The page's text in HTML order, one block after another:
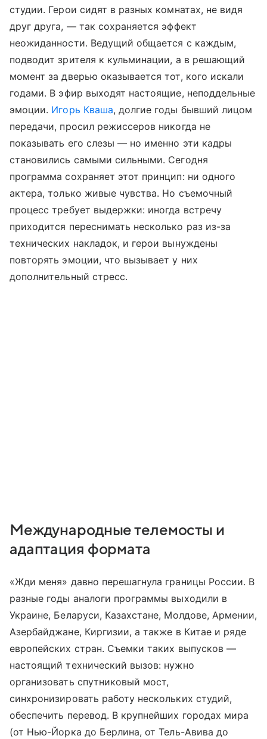
студии. Герои сидят в разных комнатах, не видя
друг друга, — так сохраняется эффект
неожиданности. Ведущий общается с каждым,
подводит зрителя к кульминации, а в решающий
момент за дверью оказывается тот, кого искали
годами. В эфир выходят настоящие, неподдельные
эмоции. Игорь Кваша, долгие годы бывший лицом
передачи, просил режиссеров никогда не
показывать его слезы — но именно эти кадры
становились самыми сильными. Сегодня
программа сохраняет этот принцип: ни одного
актера, только живые чувства. Но съемочный
процесс требует выдержки: иногда встречу
приходится переснимать несколько раз из-за
технических накладок, и герои вынуждены
повторять эмоции, что вызывает у них
дополнительный стресс.
Международные телемосты и
адаптация формата
«Жди меня» давно перешагнула границы России. В
разные годы аналоги программы выходили в
Украине, Беларуси, Казахстане, Молдове, Армении,
Азербайджане, Киргизии, а также в Китае и ряде
европейских стран. Съемки таких выпусков —
настоящий технический вызов: нужно
организовать спутниковый мост,
синхронизировать работу нескольких студий,
обеспечить перевод. В крупнейших городах мира
(от Нью-Йорка до Берлина, от Тель-Авива до